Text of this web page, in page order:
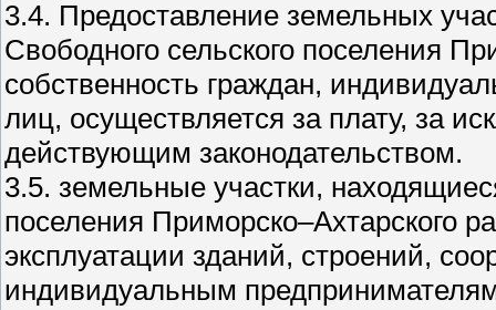
3.4. Предоставление земельных
Свободного сельского поселения
собственность граждан,
лиц, осуществляется за плату, за
действующим законодательством.
3.5. земельные участки,
поселения Приморско–Ахтарского
эксплуатации зданий, строений,
индивидуальным